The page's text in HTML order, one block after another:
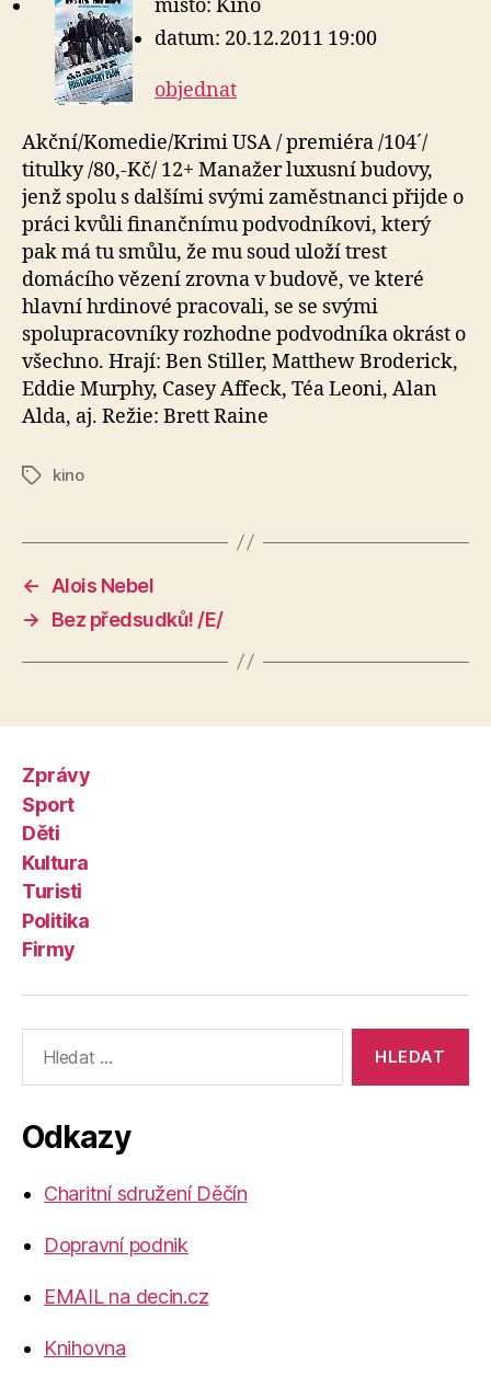
místo: Kino
datum: 20.12.2011 19:00
objednat
Akční/Komedie/Krimi USA / premiéra /104´/
titulky /80,-Kč/ 12+ Manažer luxusní budovy,
jenž spolu s dalšími svými zaměstnanci přijde o
práci kvůli finančnímu podvodníkovi, který
pak má tu smůlu, že mu soud uloží trest
domácího vězení zrovna v budově, ve které
hlavní hrdinové pracovali, se se svými
spolupracovníky rozhodne podvodníka okrást o
všechno. Hrají: Ben Stiller, Matthew Broderick,
Eddie Murphy, Casey Affeck, Téa Leoni, Alan
Alda, aj. Režie: Brett Raine
Štítkykino
←
Alois Nebel
→
Bez předsudků! /E/
Zprávy
Sport
Děti
Kultura
Turisti
Politika
Firmy
vyhledávání:
Odkazy
Charitní sdružení Děčín
Dopravní podnik
EMAIL na decin.cz
Knihovna